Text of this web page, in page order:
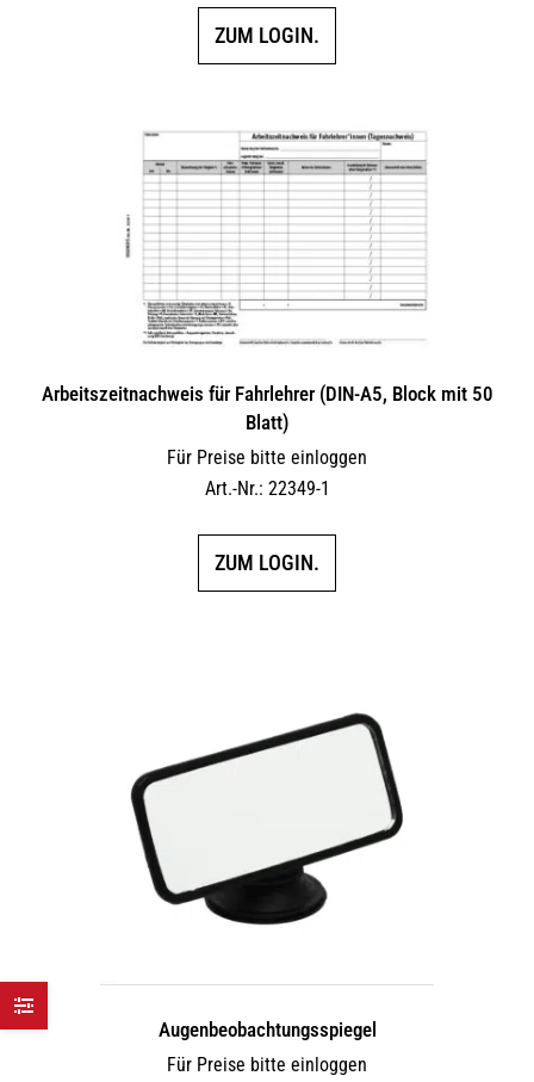
ZUM LOGIN.
Arbeitszeitnachweis für Fahrlehrer (DIN-A5, Block mit 50
Blatt)
Für Preise bitte einloggen
Art.-Nr.: 22349-1
ZUM LOGIN.
Augen­beobach­tungs­spiegel
Für Preise bitte einloggen